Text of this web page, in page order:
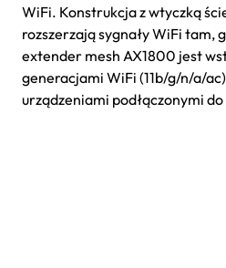
WiFi. Konstrukcja z wtyczką
rozszerzają sygnały WiFi tam,
extender mesh AX1800 jest
generacjami WiFi (11b/g/n/a/
urządzeniami podłączonymi